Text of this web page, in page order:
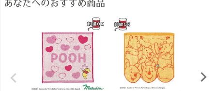
あなたへのおすすめ商品